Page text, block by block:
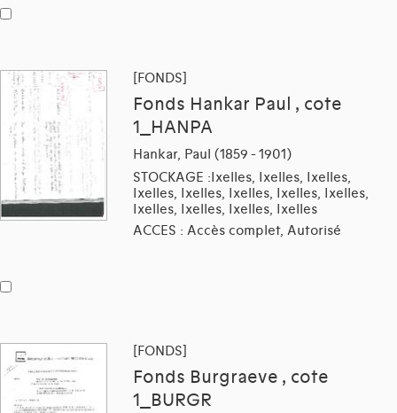
[FONDS]
Fonds Hankar Paul , cote
1_HANPA
Hankar, Paul (1859 - 1901)
STOCKAGE :Ixelles, Ixelles, Ixelles,
Ixelles, Ixelles, Ixelles, Ixelles, Ixelles,
Ixelles, Ixelles, Ixelles, Ixelles
ACCES : Accès complet, Autorisé
[FONDS]
Fonds Burgraeve , cote
1_BURGR